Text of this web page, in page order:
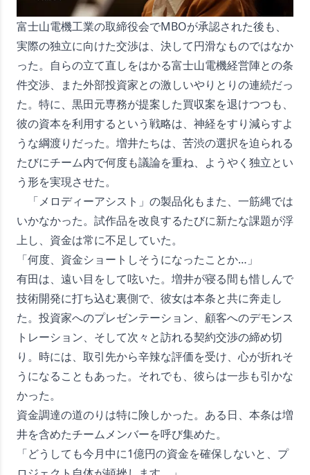
富士山電機工業の取締役会でMBOが承認された後も、
実際の独立に向けた交渉は、決して円滑なものではなか
った。自らの立て直しをはかる富士山電機経営陣との条
件交渉、また外部投資家との激しいやりとりの連続だっ
た。特に、黒田元専務が提案した買収案を退けつつも、
彼の資本を利用するという戦略は、神経をすり減らすよ
うな綱渡りだった。増井たちは、苦渋の選択を迫られる
たびにチーム内で何度も議論を重ね、ようやく独立とい
う形を実現させた。
「メロディーアシスト」の製品化もまた、一筋縄では
いかなかった。試作品を改良するたびに新たな課題が浮
上し、資金は常に不足していた。
「何度、資金ショートしそうになったことか…」
有田は、遠い目をして呟いた。増井が寝る間も惜しんで
技術開発に打ち込む裏側で、彼女は本条と共に奔走し
た。投資家へのプレゼンテーション、顧客へのデモンス
トレーション、そして次々と訪れる契約交渉の締め切
り。時には、取引先から辛辣な評価を受け、心が折れそ
うになることもあった。それでも、彼らは一歩も引かな
かった。
資金調達の道のりは特に険しかった。ある日、本条は増
井を含めたチームメンバーを呼び集めた。
「どうしても今月中に1億円の資金を確保しないと、プ